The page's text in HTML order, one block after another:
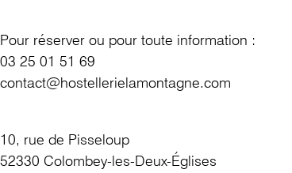
Pour réserver ou pour toute information :
03 25 01 51 69
contact@hostellerielamontagne.com
10, rue de Pisseloup
52330 Colombey-les-Deux-Églises